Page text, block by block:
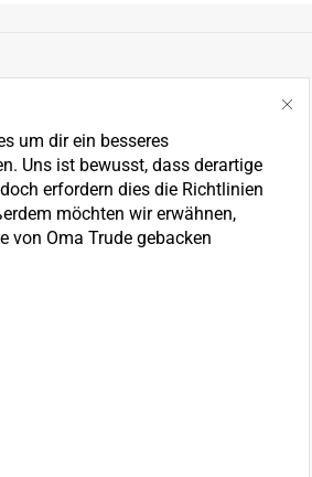
um dir ein besseres
Uns ist bewusst, dass derartige
erfordern dies die Richtlinien
möchten wir erwähnen,
von Oma Trude gebacken
und
News
Kontakt